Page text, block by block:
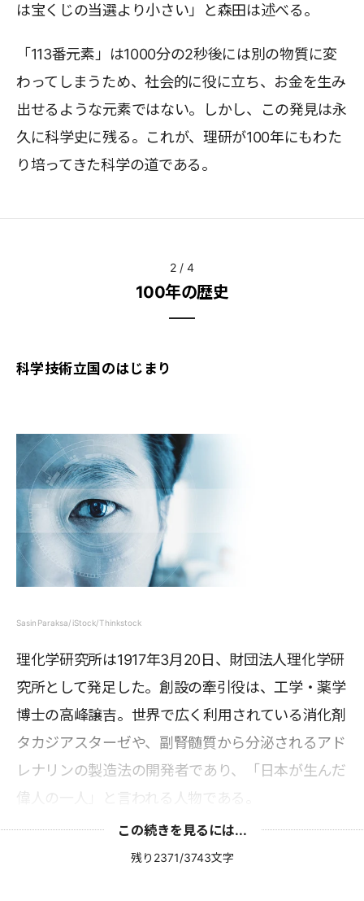
は宝くじの当選より小さい」と森田は述べる。
「113番元素」は1000分の2秒後には別の物質に変
わってしまうため、社会的に役に立ち、お金を生み
出せるような元素ではない。しかし、この発見は永
久に科学史に残る。これが、理研が100年にもわた
り培ってきた科学の道である。
2 / 4
100年の歴史
科学技術立国のはじまり
SasinParaksa/iStock/Thinkstock
理化学研究所は1917年3月20日、財団法人理化学研
究所として発足した。創設の牽引役は、工学・薬学
博士の高峰譲吉。世界で広く利用されている消化剤
タカジアスターゼや、副腎髄質から分泌されるアド
レナリンの製造法の開発者であり、「日本が生んだ
偉人の一人」と言われる人物である。
この続きを見るには...
残り2371/3743文字